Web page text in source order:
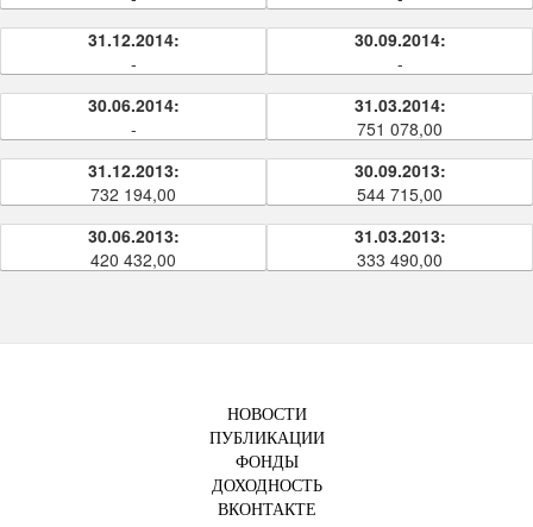
31.12.2014:
-
30.09.2014:
-
30.06.2014:
-
31.03.2014:
751 078,00
31.12.2013:
732 194,00
30.09.2013:
544 715,00
30.06.2013:
420 432,00
31.03.2013:
333 490,00
НОВОСТИ
ПУБЛИКАЦИИ
ФОНДЫ
ДОХОДНОСТЬ
ВКОНТАКТЕ